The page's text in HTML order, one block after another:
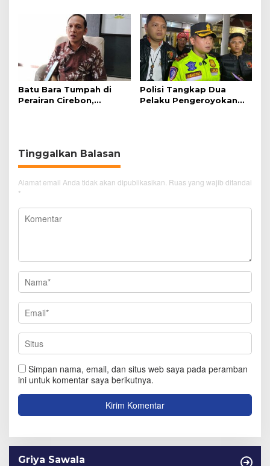
Perjalanan Kereta Api
Batu Bara Tumpah di
Perairan Cirebon,
Polisi Tangkap Dua
Pelaku Pengeroyokan
Tinggalkan Balasan
Alamat email Anda tidak akan dipublikasikan. Ruas yang wajib ditandai
*
Simpan nama, email, dan situs web saya pada peramban
ini untuk komentar saya berikutnya.
Griya Sawala